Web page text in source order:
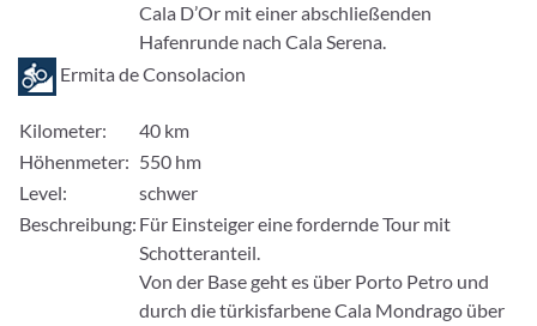
Cala D’Or mit einer abschließenden
Hafenrunde nach Cala Serena.
Ermita de Consolacion
Kilometer:
40 km
Höhenmeter: 550 hm
Level:
schwer
Beschreibung: Für Einsteiger eine fordernde Tour mit
Schotteranteil.
Von der Base geht es über Porto Petro und
durch die türkisfarbene Cala Mondrago über